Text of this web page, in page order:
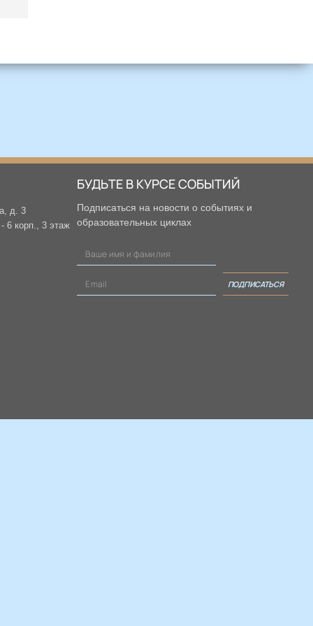
д. 3
6 корп., 3 этаж
БУДЬТЕ В КУРСЕ СОБЫТИЙ
Подписаться на новости о событиях и
образовательных циклах
ПОДПИСАТЬСЯ